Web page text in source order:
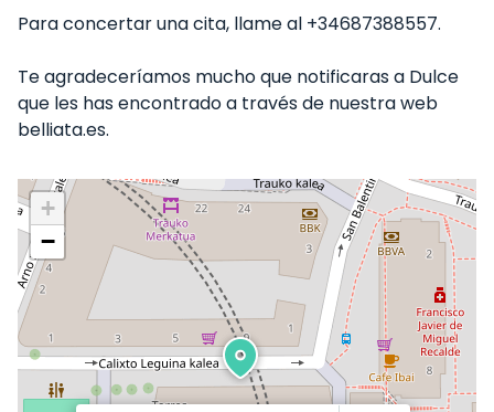
Para concertar una cita, llame al +34687388557.
Te agradeceríamos mucho que notificaras a Dulce
que les has encontrado a través de nuestra web
belliata.es.
+
−